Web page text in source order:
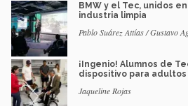
BMW y el Tec, unidos
industria limpia
Pablo Suárez Attías / Gustavo
¡Ingenio! Alumnos de
dispositivo para adultos
Jaqueline Rojas